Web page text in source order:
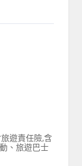
遊責任險,含
、旅遊巴士